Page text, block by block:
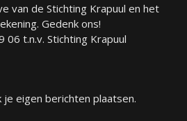
van de Stichting Krapuul en het
Gedenk ons!
06 t.n.v. Stichting Krapuul
je eigen berichten plaatsen.